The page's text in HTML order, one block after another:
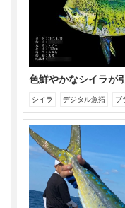
色鮮やかなシイラが
シイラ デジタル魚拓 ブ